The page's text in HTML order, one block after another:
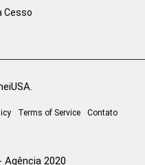
Cesso
Terms of Service Contato
Agência 2020